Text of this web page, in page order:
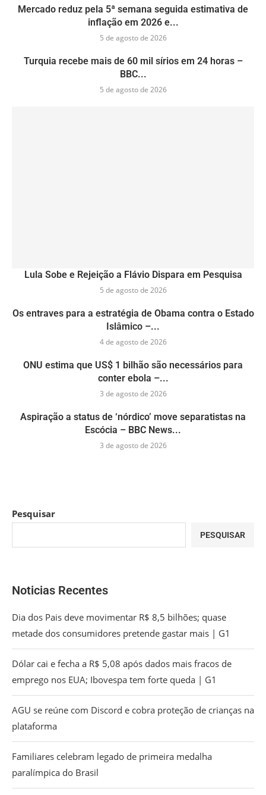
Mercado reduz pela 5ª semana seguida estimativa de
inflação em 2026 e...
5 de agosto de 2026
Turquia recebe mais de 60 mil sírios em 24 horas –
BBC...
5 de agosto de 2026
Lula Sobe e Rejeição a Flávio Dispara em Pesquisa
5 de agosto de 2026
Os entraves para a estratégia de Obama contra o Estado
Islâmico –...
4 de agosto de 2026
ONU estima que US$ 1 bilhão são necessários para
conter ebola –...
3 de agosto de 2026
Aspiração a status de ‘nórdico’ move separatistas na
Escócia – BBC News...
3 de agosto de 2026
Pesquisar
PESQUISAR
Noticias Recentes
Dia dos Pais deve movimentar R$ 8,5 bilhões; quase
metade dos consumidores pretende gastar mais | G1
Dólar cai e fecha a R$ 5,08 após dados mais fracos de
emprego nos EUA; Ibovespa tem forte queda | G1
AGU se reúne com Discord e cobra proteção de crianças na
plataforma
Familiares celebram legado de primeira medalha
paralímpica do Brasil